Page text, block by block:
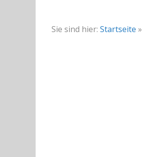
Sie sind hier: Startseite »